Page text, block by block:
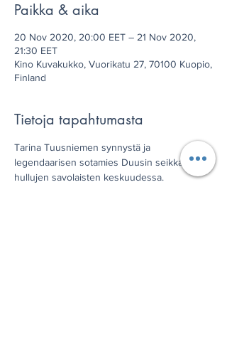
Paikka & aika
20 Nov 2020, 20:00 EET – 21 Nov 2020,
21:30 EET
Kino Kuvakukko, Vuorikatu 27, 70100 Kuopio,
Finland
Tietoja tapahtumasta
Tarina Tuusniemen synnystä ja
legendaarisen sotamies Duusin seikkailuista
hullujen savolaisten keskuudessa.